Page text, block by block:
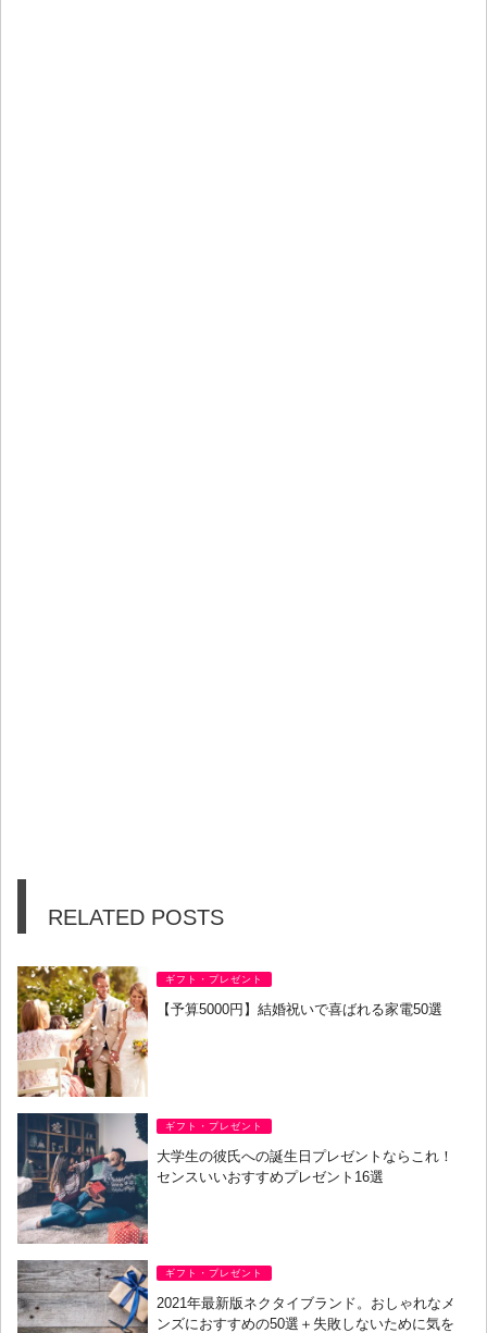
RELATED POSTS
ギフト・プレゼント
【予算5000円】結婚祝いで喜ばれる家電50選
ギフト・プレゼント
大学生の彼氏への誕生日プレゼントならこれ！
センスいいおすすめプレゼント16選
ギフト・プレゼント
2021年最新版ネクタイブランド。おしゃれなメ
ンズにおすすめの50選＋失敗しないために気を